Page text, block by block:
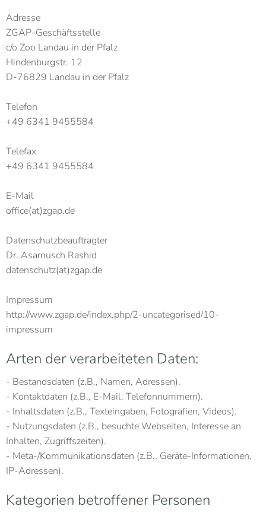
Adresse
ZGAP-Geschäftsstelle
c/o Zoo Landau in der Pfalz
Hindenburgstr. 12
D-76829 Landau in der Pfalz
Telefon
+49 6341 9455584
Telefax
+49 6341 9455584
E-Mail
office(at)zgap.de
Datenschutzbeauftragter
Dr. Asarnusch Rashid
datenschutz(at)zgap.de
Impressum
http://www.zgap.de/index.php/2-uncategorised/10-
impressum
Arten der verarbeiteten Daten:
- Bestandsdaten (z.B., Namen, Adressen).
- Kontaktdaten (z.B., E-Mail, Telefonnummern).
- Inhaltsdaten (z.B., Texteingaben, Fotografien, Videos).
- Nutzungsdaten (z.B., besuchte Webseiten, Interesse an
Inhalten, Zugriffszeiten).
- Meta-/Kommunikationsdaten (z.B., Geräte-Informationen,
IP-Adressen).
Kategorien betroffener Personen